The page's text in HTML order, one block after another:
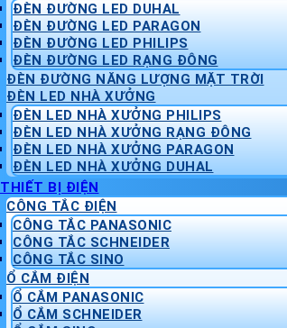
ĐÈN ĐƯỜNG LED DUHAL
ĐÈN ĐƯỜNG LED PARAGON
ĐÈN ĐƯỜNG LED PHILIPS
ĐÈN ĐƯỜNG LED RẠNG ĐÔNG
ĐÈN ĐƯỜNG NĂNG LƯỢNG MẶT TRỜI
ĐÈN LED NHÀ XƯỞNG
ĐÈN LED NHÀ XƯỞNG PHILIPS
ĐÈN LED NHÀ XƯỞNG RẠNG ĐÔNG
ĐÈN LED NHÀ XƯỞNG PARAGON
ĐÈN LED NHÀ XƯỞNG DUHAL
THIẾT BỊ ĐIỆN
CÔNG TẮC ĐIỆN
CÔNG TẮC PANASONIC
CÔNG TẮC SCHNEIDER
CÔNG TẮC SINO
Ổ CẮM ĐIỆN
Ổ CẮM PANASONIC
Ổ CẮM SCHNEIDER